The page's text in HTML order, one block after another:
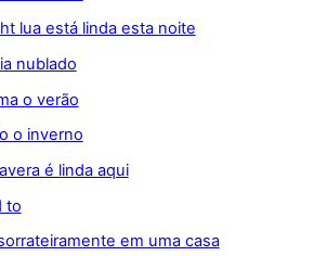
lua está linda esta noite
nublado
o verão
o inverno
é linda aqui
to
em uma casa